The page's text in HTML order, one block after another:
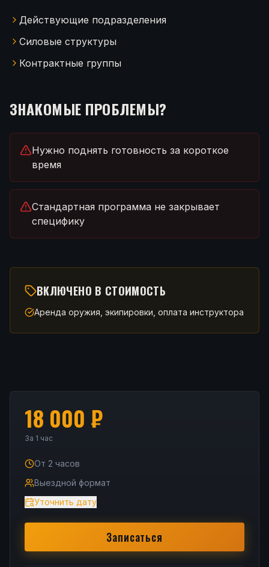
Действующие подразделения
Силовые структуры
Контрактные группы
ЗНАКОМЫЕ ПРОБЛЕМЫ?
Нужно поднять готовность за короткое
время
Стандартная программа не закрывает
специфику
ВКЛЮЧЕНО В СТОИМОСТЬ
Аренда оружия, экипировки, оплата инструктора
18 000 ₽
За 1 час
От 2 часов
Выездной формат
Уточнить дату
Записаться